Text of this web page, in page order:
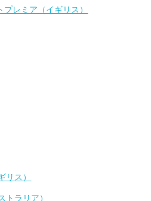
レミア（イギリス）
リス）
トラリア）